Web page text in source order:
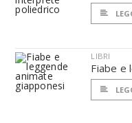
LIBRI
Fiabe e